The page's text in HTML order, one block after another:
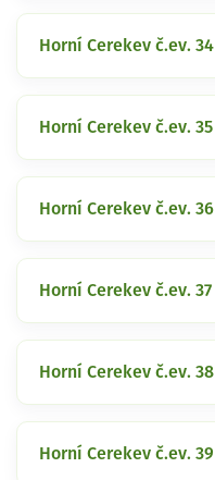
Horní Cerekev č.ev. 34
Horní Cerekev č.ev. 35
Horní Cerekev č.ev. 36
Horní Cerekev č.ev. 37
Horní Cerekev č.ev. 38
Horní Cerekev č.ev. 39